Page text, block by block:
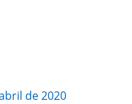
de 2020